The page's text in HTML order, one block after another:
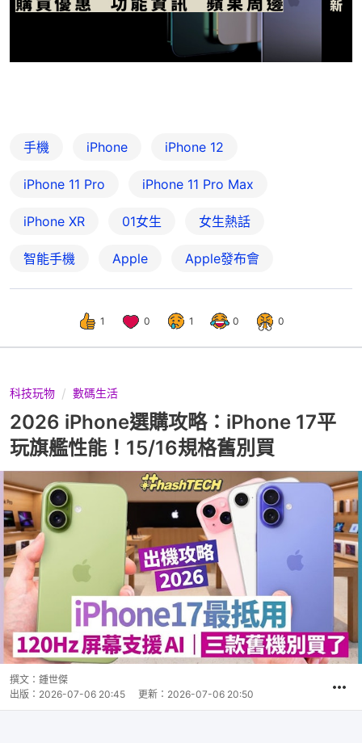
手機 iPhone iPhone 12
iPhone 11 Pro iPhone 11 Pro Max
iPhone XR 01女生 女生熱話
智能手機 Apple Apple發布會
1 0 1 0 0
科技玩物 數碼生活
2026 iPhone選購攻略：iPhone 17平
玩旗艦性能！15/16規格舊別買
撰文： 鍾世傑
出版： 2026-07-06 20:45 更新： 2026-07-06 20:50